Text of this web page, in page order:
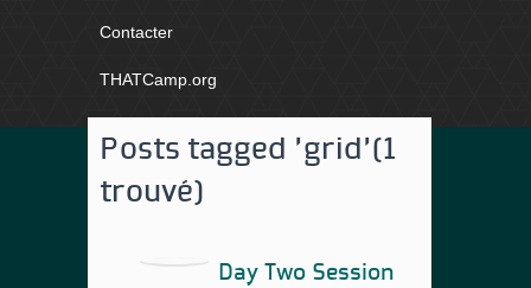
Contacter
THATCamp.org
Posts tagged 'grid'(1
trouvé)
Day Two Session